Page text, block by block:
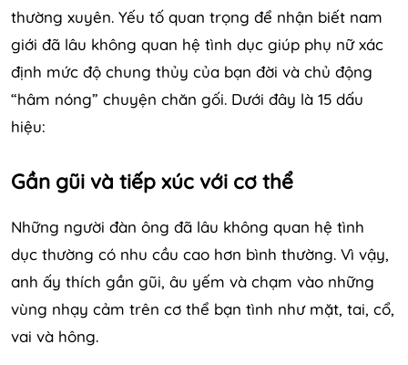
thường xuyên. Yếu tố quan trọng để nhận biết nam
giới đã lâu không quan hệ tình dục giúp phụ nữ xác
định mức độ chung thủy của bạn đời và chủ động
“hâm nóng” chuyện chăn gối. Dưới đây là 15 dấu
hiệu:
Gần gũi và tiếp xúc với cơ thể
Những người đàn ông đã lâu không quan hệ tình
dục thường có nhu cầu cao hơn bình thường. Vì vậy,
anh ấy thích gần gũi, âu yếm và chạm vào những
vùng nhạy cảm trên cơ thể bạn tình như mặt, tai, cổ,
vai và hông.